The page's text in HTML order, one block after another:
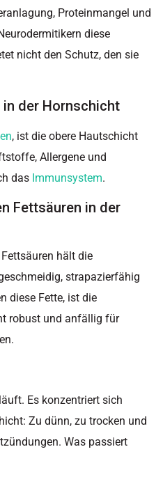
Proteinmangel und
diese
nicht den Schutz, den sie
der Hornschicht
, ist die obere Hautschicht
Allergene und
das Immunsystem.
Fettsäuren in der
hält die
strapazierfähig
diese Fette, ist die
robust und anfällig für
Es konzentriert sich
Zu dünn, zu trocken und
Was passiert